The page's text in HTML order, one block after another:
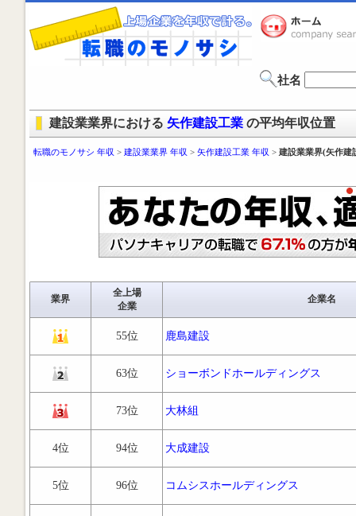
社名
建設業業界における 矢作建設工業 の平均年収位置
転職のモノサシ 年収 > 建設業業界 年収 > 矢作建設工業 年収 > 建設業業界(矢作建
業界
全上場
企業
企業名
55位 鹿島建設
63位 ショーボンドホールディングス
73位 大林組
4位 94位 大成建設
5位 96位 コムシスホールディングス